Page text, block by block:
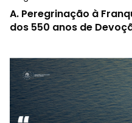
A. Peregrinação à
dos 550 anos de